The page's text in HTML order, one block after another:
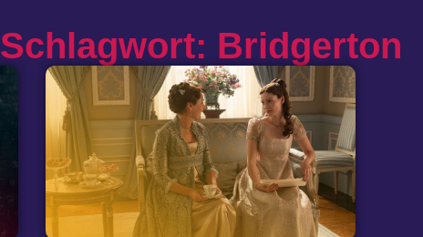
Schlagwort: Bridgerton